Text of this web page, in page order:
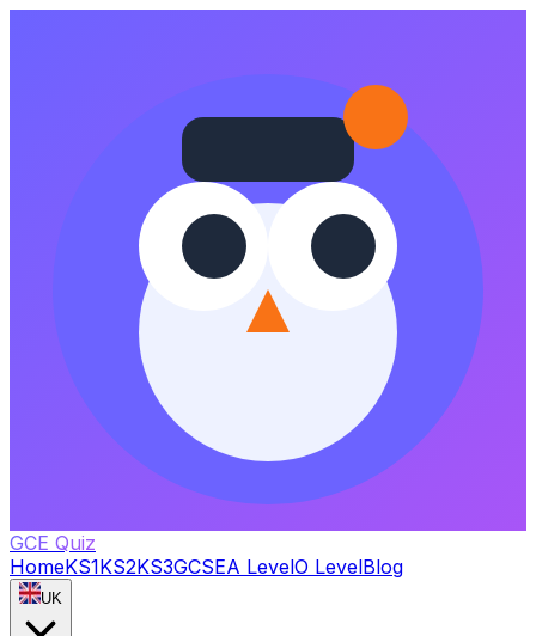
GCE Quiz
HomeKS1KS2KS3GCSEA LevelO LevelBlog
UK